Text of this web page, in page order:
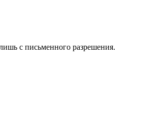
с письменного разрешения.